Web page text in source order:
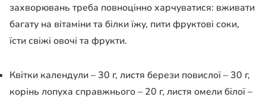
захворювань треба повноцінно харчуватися: вживати
багату на вітаміни та білки їжу, пити фруктові соки,
їсти свіжі овочі та фрукти.
Квітки календули – 30 г, листя берези повислої – 30 г,
корінь лопуха справжнього – 20 г, листя омели білої –